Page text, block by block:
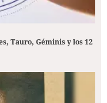
Tauro, Géminis y los 12